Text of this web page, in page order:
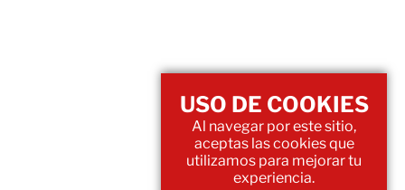
USO DE COOKIES
Al navegar por este sitio,
aceptas las cookies que
utilizamos para mejorar tu
experiencia.